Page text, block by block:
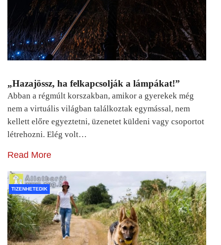
„Hazajössz, ha felkapcsolják a lámpákat!”
Abban a régmúlt korszakban, amikor a gyerekek még
nem a virtuális világban találkoztak egymással, nem
kellett előre egyeztetni, üzenetet küldeni vagy csoportot
létrehozni. Elég volt…
Read More
TIZENHETEDIK